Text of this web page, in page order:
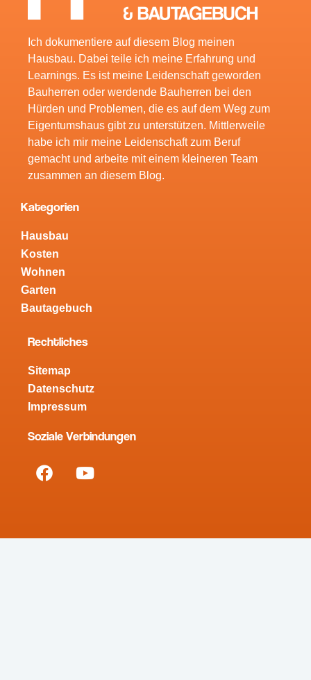
Ich dokumentiere auf diesem Blog meinen
Hausbau. Dabei teile ich meine Erfahrung und
Learnings. Es ist meine Leidenschaft geworden
Bauherren oder werdende Bauherren bei den
Hürden und Problemen, die es auf dem Weg zum
Eigentumshaus gibt zu unterstützen. Mittlerweile
habe ich mir meine Leidenschaft zum Beruf
gemacht und arbeite mit einem kleineren Team
zusammen an diesem Blog.
Kategorien
Hausbau
Kosten
Wohnen
Garten
Bautagebuch
Rechtliches
Sitemap
Datenschutz
Impressum
Soziale Verbindungen